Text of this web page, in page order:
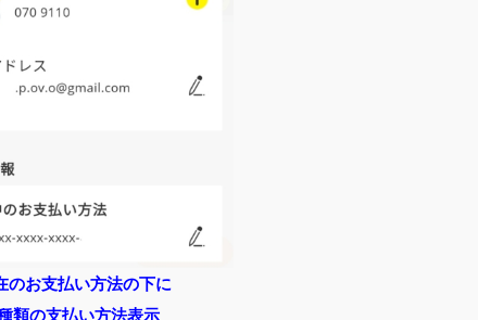
のお支払い方法の下に
類の支払い方法表示